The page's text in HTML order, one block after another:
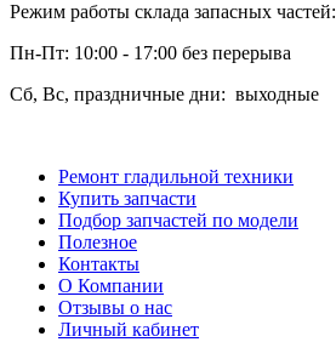
Режим работы склада запасных частей:
Пн-Пт: 10:00 - 17:00 без перерыва
Сб, Вс, праздничные дни: выходные
Ремонт гладильной техники
Купить запчасти
Подбор запчастей по модели
Полезное
Контакты
О Компании
Отзывы о нас
Личный кабинет